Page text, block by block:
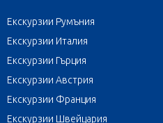
Екскурзии Румъния
Екскурзии Италия
Екскурзии Гърция
Екскурзии Австрия
Екскурзии Франция
Екскурзии Швейцария